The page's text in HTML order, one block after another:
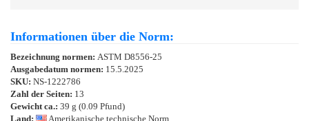
Informationen über die Norm:
Bezeichnung normen: ASTM D8556-25
Ausgabedatum normen: 15.5.2025
SKU: NS-1222786
Zahl der Seiten: 13
Gewicht ca.: 39 g (0.09 Pfund)
Land:
Amerikanische technische Norm